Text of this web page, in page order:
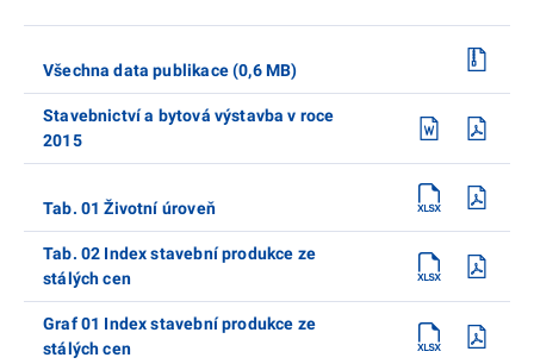
Všechna data publikace (0,6 MB)
Stavebnictví a bytová výstavba v roce
2015
Tab. 01 Životní úroveň
Tab. 02 Index stavební produkce ze
stálých cen
Graf 01 Index stavební produkce ze
stálých cen